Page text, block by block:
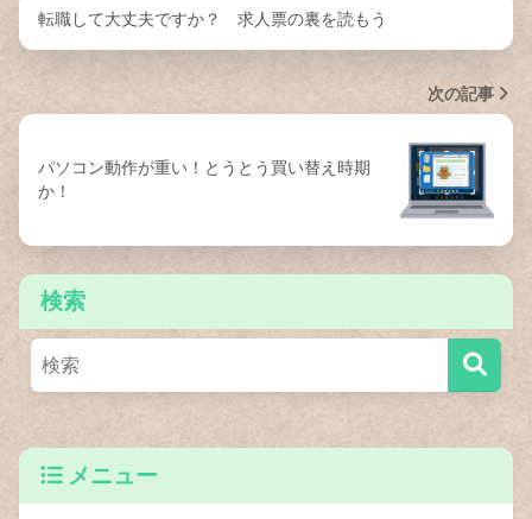
転職して大丈夫ですか？ 求人票の裏を読もう
次の記事
パソコン動作が重い！とうとう買い替え時期
か！
検索
メニュー